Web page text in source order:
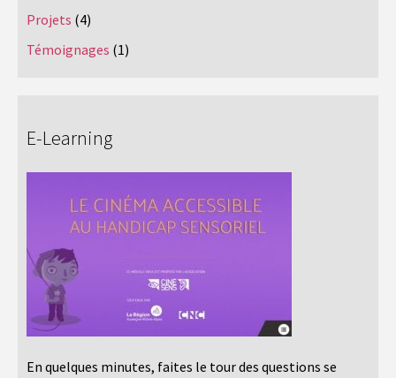
Projets (4)
Témoignages (1)
E-Learning
En quelques minutes, faites le tour des questions se